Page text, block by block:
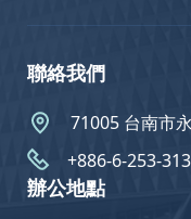
聯絡我們
71005 台南市
+886-6-253-
辦公地點